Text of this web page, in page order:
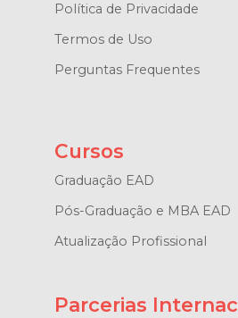
Política de Privacidade
Termos de Uso
Perguntas Frequentes
Cursos
Graduação EAD
Pós-Graduação e MBA EAD
Atualização Profissional
Parcerias